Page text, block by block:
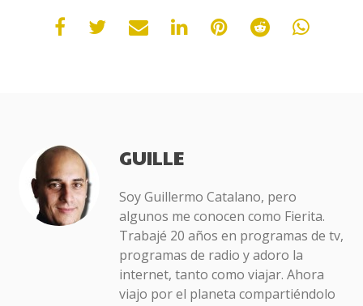
GUILLE
Soy Guillermo Catalano, pero
algunos me conocen como Fierita.
Trabajé 20 años en programas de tv,
programas de radio y adoro la
internet, tanto como viajar. Ahora
viajo por el planeta compartiéndolo